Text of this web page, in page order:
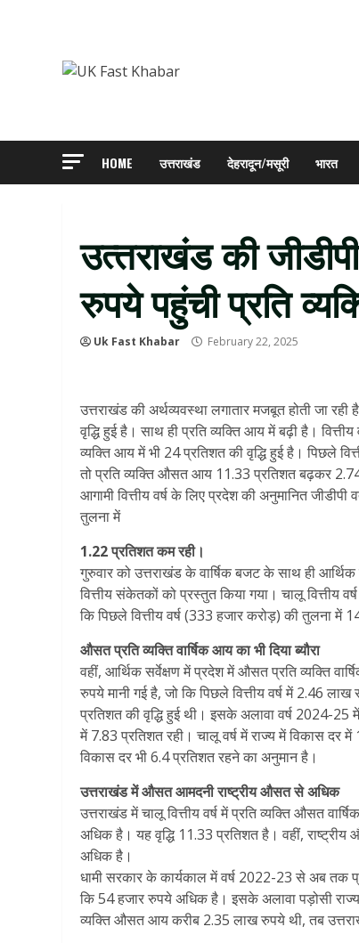
HOME उत्तराखंड देहरादून/मसूरी भारत
उत्‍तराखंड की
रुपये पहुंची प्रति
Uk Fast Khabar February 22, 2025
उत्तराखंड की अर्थव्यवस्था लगातार मजबूत होती जा
वृद्धि हुई है। साथ ही प्रति व्यक्ति आय में बढ़ी है।
व्यक्ति आय में भी 24 प्रतिशत की वृद्धि हुई है। पिछले
तो प्रति व्यक्ति औसत आय 11.33 प्रतिशत बढ़कर
आगामी वित्तीय वर्ष के लिए प्रदेश की अनुमानित
तुलना में
1.22 प्रतिशत कम रही।
गुरुवार को उत्तराखंड के वार्षिक बजट के साथ ही
वित्तीय संकेतकों को प्रस्तुत किया गया। चालू वित्तीय
कि पिछले वित्तीय वर्ष (333 हजार करोड़) की तुलना में
औसत प्रति व्यक्ति वार्षिक आय का भी दिया ब्यौरा
वहीं, आर्थिक सर्वेक्षण में प्रदेश में औसत प्रति व्यक्ति
रुपये मानी गई है, जो कि पिछले वित्तीय वर्ष में 2.46
प्रतिशत की वृद्धि हुई थी। इसके अलावा वर्ष 2024-25
में 7.83 प्रतिशत रही। चालू वर्ष में राज्य में विकास दर
विकास दर भी 6.4 प्रतिशत रहने का अनुमान है।
उत्तराखंड में औसत आमदनी राष्ट्रीय औसत से अधिक
उत्तराखंड में चालू वित्तीय वर्ष में प्रति व्यक्ति औसत
अधिक है। यह वृद्धि 11.33 प्रतिशत है। वहीं,
अधिक है।
धामी सरकार के कार्यकाल में वर्ष 2022-23 से अब
कि 54 हजार रुपये अधिक है। इसके अलावा पड़ोसी
व्यक्ति औसत आय करीब 2.35 लाख रुपये थी, तब